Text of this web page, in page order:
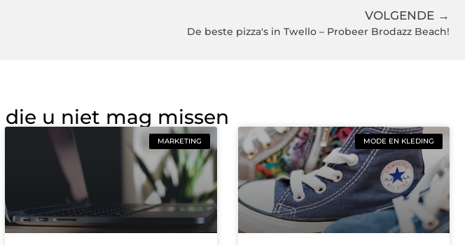
VOLGENDE →
De beste pizza's in Twello – Probeer Brodazz Beach!
die u niet mag missen
MARKETING MODE EN KLEDING